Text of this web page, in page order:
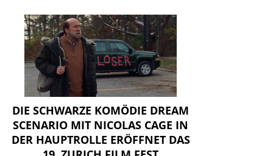
DIE SCHWARZE KOMÖDIE DREAM
SCENARIO MIT NICOLAS CAGE IN
DER HAUPTROLLE ERÖFFNET DAS